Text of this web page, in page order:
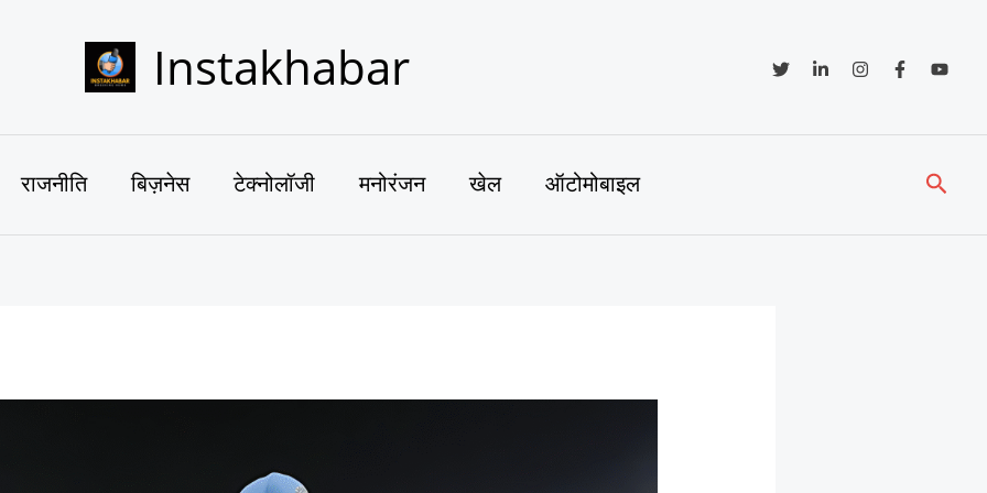
Instakhabar
राजनीति बिज़नेस टेक्नोलॉजी मनोरंजन खेल ऑटोमोबाइल